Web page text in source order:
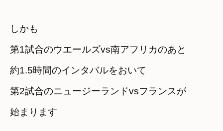
しかも
第1試合のウエールズvs南アフリカのあと
約1.5時間のインタバルをおいて
第2試合のニュージーランドvsフランスが
始まります